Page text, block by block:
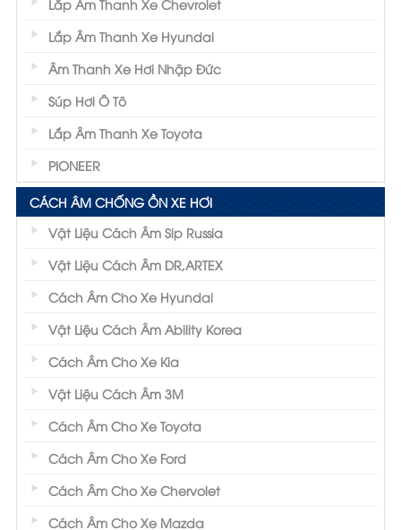
Lắp Âm Thanh Xe Chevrolet
Lắp Âm Thanh Xe Hyundai
Âm Thanh Xe Hơi Nhập Đức
Súp Hơi Ô Tô
Lắp Âm Thanh Xe Toyota
PIONEER
CÁCH ÂM CHỐNG ỒN XE HƠI
Vật Liệu Cách Âm Sip Russia
Vật Liệu Cách Âm DR,ARTEX
Cách Âm Cho Xe Hyundai
Vật Liệu Cách Âm Ability Korea
Cách Âm Cho Xe Kia
Vật Liệu Cách Âm 3M
Cách Âm Cho Xe Toyota
Cách Âm Cho Xe Ford
Cách Âm Cho Xe Chervolet
Cách Âm Cho Xe Mazda